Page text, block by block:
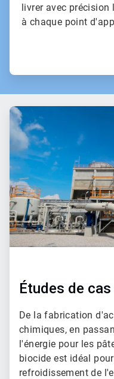
livrer avec
à chaque point
Études de
De la fabrication
chimiques, en
l'énergie pour les
biocide est idéal
refroidissement de